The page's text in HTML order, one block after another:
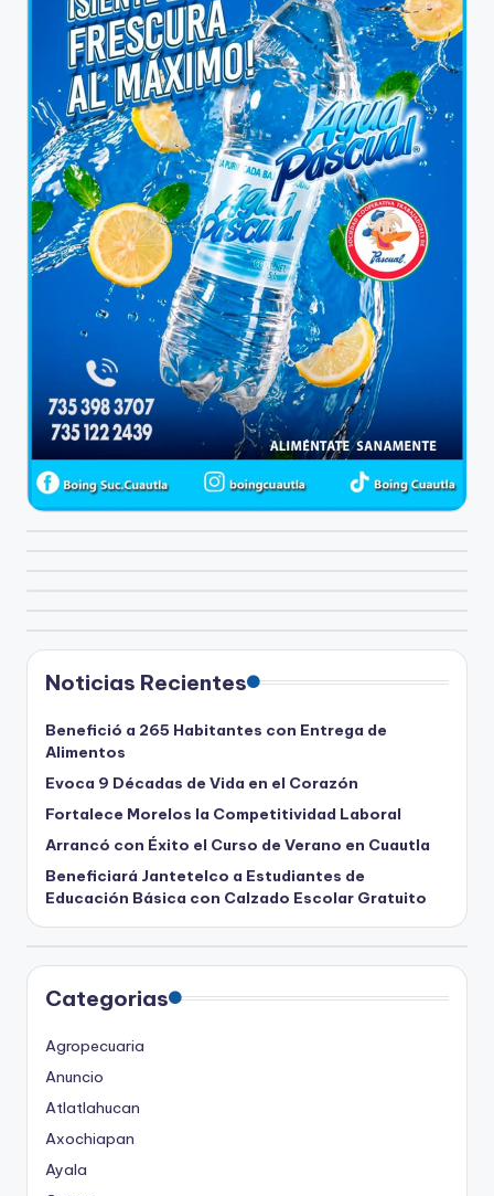
Noticias Recientes
Benefició a 265 Habitantes con Entrega de
Alimentos
Evoca 9 Décadas de Vida en el Corazón
Fortalece Morelos la Competitividad Laboral
Arrancó con Éxito el Curso de Verano en Cuautla
Beneficiará Jantetelco a Estudiantes de
Educación Básica con Calzado Escolar Gratuito
Categorias
Agropecuaria
Anuncio
Atlatlahucan
Axochiapan
Ayala